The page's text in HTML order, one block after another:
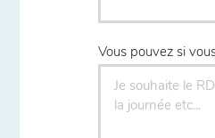
Vous pouvez si